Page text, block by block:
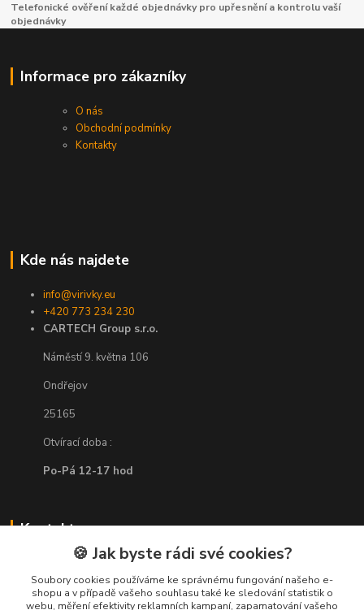
Telefonické ověření každé objednávky pro upřesnění a kontrolu vaší
objednávky
Informace pro zákazníky
O nás
Obchodní podmínky
Kontakty
Kde nás najdete
info@virivky.eu
+420 773 234 230
CARTECH Group s.r.o.
Náměstí 9. května 106
Ondřejov
25165
Otvírací doba :
Po-Pá 12-17 hod
Kontakty
+420 773 234 230
(Po-Pá, 9-17 hod.)
🍪 Jak byste rádi své cookies?
Soubory cookies používáme ke správnému fungování našeho e-
shopu a v případě vašeho souhlasu také ke sledování statistik o
webu, měření efektivity reklamních kampaní, zapamatování vašeho